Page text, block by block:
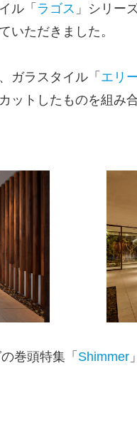
ル「 ラゴス 」シリー
いただきました。
ガラスタイル「 エリ
ットしたものを組み
巻頭特集「 Shimmer